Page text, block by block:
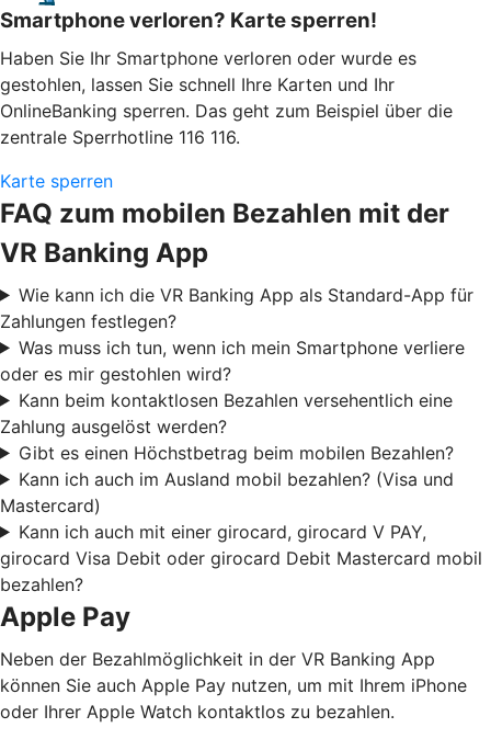
Smartphone verloren? Karte sperren!
Haben Sie Ihr Smartphone verloren oder wurde es
gestohlen, lassen Sie schnell Ihre Karten und Ihr
OnlineBanking sperren. Das geht zum Beispiel über die
zentrale Sperrhotline 116 116.
Karte sperren
FAQ zum mobilen Bezahlen mit der
VR Banking App
Wie kann ich die VR Banking App als Standard-App für
Zahlungen festlegen?
Was muss ich tun, wenn ich mein Smartphone verliere
oder es mir gestohlen wird?
Kann beim kontaktlosen Bezahlen versehentlich eine
Zahlung ausgelöst werden?
Gibt es einen Höchstbetrag beim mobilen Bezahlen?
Kann ich auch im Ausland mobil bezahlen? (Visa und
Mastercard)
Kann ich auch mit einer girocard, girocard V PAY,
girocard Visa Debit oder girocard Debit Mastercard mobil
bezahlen?
Apple Pay
Neben der Bezahlmöglichkeit in der VR Banking App
können Sie auch Apple Pay nutzen, um mit Ihrem iPhone
oder Ihrer Apple Watch kontaktlos zu bezahlen.